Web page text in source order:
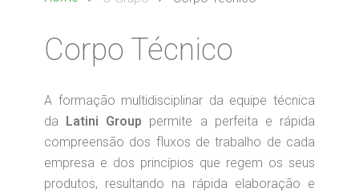
Corpo Técnico
A formação multidisciplinar da equipe técnica
da Latini Group permite a perfeita e rápida
compreensão dos fluxos de trabalho de cada
empresa e dos princípios que regem os seus
produtos, resultando na rápida elaboração e